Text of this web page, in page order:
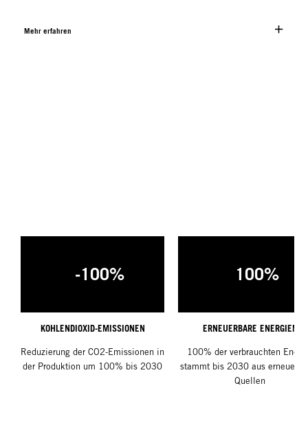
Mehr erfahren
-100%
KOHLENDIOXID-EMISSIONEN
Reduzierung der CO2-Emissionen in
der Produktion um 100% bis 2030
100%
ERNEUERBARE ENERGIEN
100% der verbrauchten
stammt bis 2030 aus
Quellen